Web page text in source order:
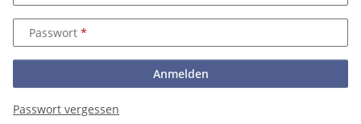
Passwort
Anmelden
Passwort vergessen